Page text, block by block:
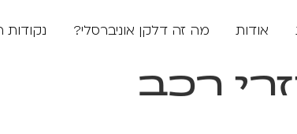
אודות מה זה דלקן אוניברסלי?
רכב